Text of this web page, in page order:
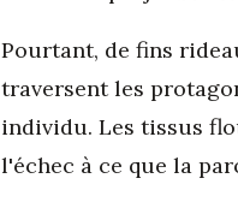
Pourtant, de fins
traversent les
individu. Les tissus
l'échec à ce que la